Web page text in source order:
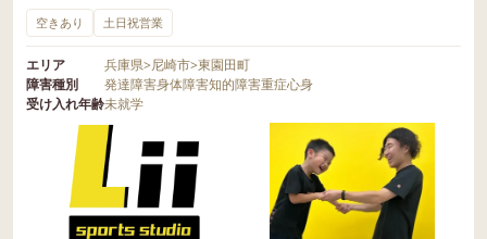
空きあり 土日祝営業
エリア 兵庫県>尼崎市>東園田町
障害種別
発達障害身体障害知的障害重症心身
受け入れ年齢未就学